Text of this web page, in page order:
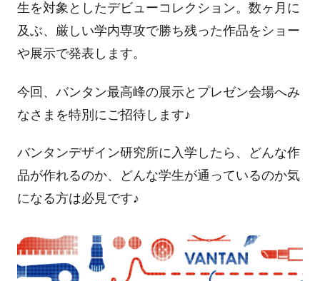
生を対象としたデビューコレクション。数ヶ月に
及ぶ、厳しい学内専攻で勝ち残った作品をショー
や展示で発表します。
今回、バンタン最高峰の展示とプレゼン会場へみ
なさまを特別にご招待します♪
バンタンデザイン研究所に入学したら、どんな作
品が作れるのか、どんな学生が通っているのか気
になる方は必見です♪